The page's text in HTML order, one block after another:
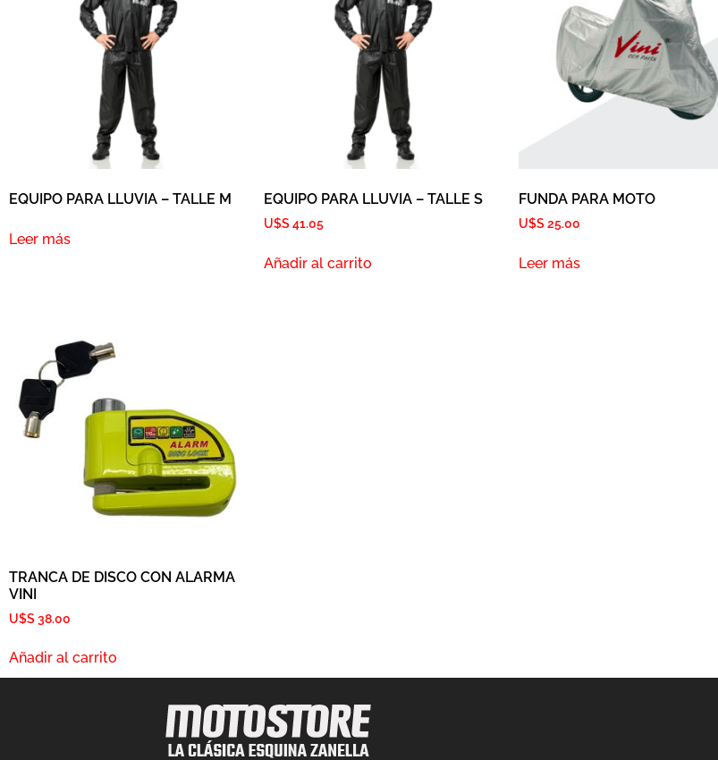
EQUIPO PARA LLUVIA – TALLE M
Leer más
EQUIPO PARA LLUVIA – TALLE S
U$S 41.05
Añadir al carrito
FUNDA PARA MOTO
U$S 25.00
Leer más
TRANCA DE DISCO CON ALARMA
VINI
U$S 38.00
Añadir al carrito